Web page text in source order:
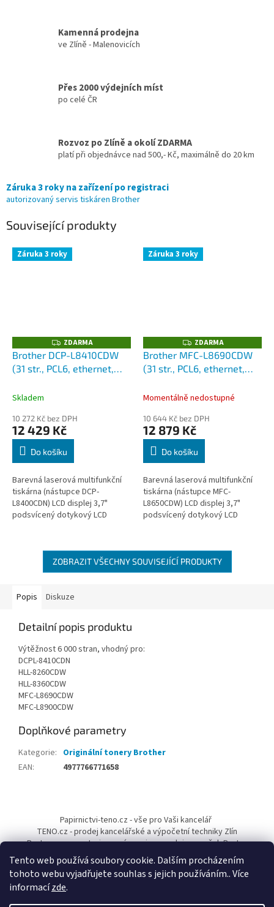
Tento web používá soubory cookie. Dalším procházením
tohoto webu vyjadřujete souhlas s jejich používáním.. Více
informacízde.
Kamenná prodejna
ve Zlíně - Malenovicích
Přes 2000 výdejních míst
po celé ČR
Rozvoz po Zlíně a okolí ZDARMA
platí při objednávce nad 500,- Kč, maximálně do 20 km
Záruka 3 roky na zařízení po registraci
autorizovaný servis tiskáren Brother
Související produkty
Záruka 3 roky
Z
D
A
R
ZDARMA
Brother DCP-L8410CDW
(31 str., PCL6, ethernet,
tisk)
Skladem
10 272 Kč bez DPH
12 429 Kč
Do košíku
Barevná laserová multifunkční
tiskárna (nástupce DCP-
L8400CDN) LCD displej 3,7"
podsvícený dotykový LCD
TX/1000Base-T, WiFi...
Záruka 3 roky
Z
D
A
R
ZDARMA
Brother MFC-L8690CDW
(31 str., PCL6, ethernet,
DADF, mobilní tisk, fax)
Momentálně nedostupné
10 644 Kč bez DPH
12 879 Kč
Do košíku
Barevná laserová multifunkční
tiskárna (nástupce MFC-
L8650CDW) LCD displej 3,7"
podsvícený dotykový LCD
TX/1000Base-T, WiFi...
ZOBRAZIT VŠECHNY SOUVISEJÍCÍ PRODUKTY
Popis Diskuze
Detailní popis produktu
Výtěžnost 6 000 stran, vhodný pro:
DCPL-8410CDN
HLL-8260CDW
HLL-8360CDW
MFC-L8690CDW
MFC-L8900CDW
Doplňkové parametry
Kategorie: Originální tonery Brother
EAN: 4977766771658
a
Papirnictvi-teno.cz - vše pro Vaši kancelář
TENO.cz - prodej kancelářské a výpočetní techniky Zlín
Pantum-cr.cz - autorizovaný servis a prodejce značek Pantum